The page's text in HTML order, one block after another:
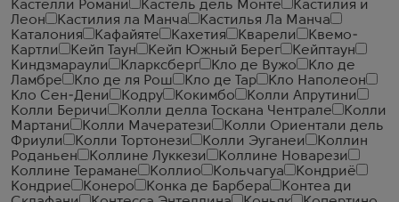
Кастелли Романи
Кастель дель Монте
Кастилия и
Леон
Кастилия ла Манча
Кастилья Ла Манча
Каталония
Кафайяте Кахетия Кварели
Квемо-
Картли
Кейп Таун Кейп Южный Берег
Кейптаун
Киндзмараули
Кларксберг Кло де Вужо
Кло де
Ламбре
Кло де ля Рош Кло де Тар
Кло Наполеон
Кло Сен-Дени
Кодру Кокимбо
Колли Апрутини
Колли Беричи
Колли делла Тоскана Чентрале
Колли
Мартани
Колли Мачератези
Колли Ориентали дель
Фриули
Колли Тортонези Колли Эуганеи
Коллин
Роданьен
Коллине Луккези
Коллине Новарези
Коллине Терамане
Коллио Кольчагуа
Кондриё
Кондрие
Конеро Конка де Барбера
Контеа ди